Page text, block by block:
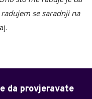
se saradnji na
da provjeravate